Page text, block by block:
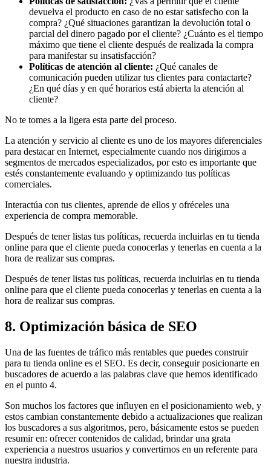
devuelva el producto en caso de no estar satisfecho con la
compra? ¿Qué situaciones garantizan la devolución total o
parcial del dinero pagado por el cliente? ¿Cuánto es el tiempo
máximo que tiene el cliente después de realizada la compra
para manifestar su insatisfacción?
Políticas de atención al cliente: ¿Qué canales de
comunicación pueden utilizar tus clientes para contactarte?
¿En qué días y en qué horarios está abierta la atención al
cliente?
No te tomes a la ligera esta parte del proceso.
La atención y servicio al cliente es uno de los mayores diferenciales
para destacar en Internet, especialmente cuando nos dirigimos a
segmentos de mercados especializados, por esto es importante que
estés constantemente evaluando y optimizando tus políticas
comerciales.
Interactúa con tus clientes, aprende de ellos y ofréceles una
experiencia de compra memorable.
Después de tener listas tus políticas, recuerda incluirlas en tu tienda
online para que el cliente pueda conocerlas y tenerlas en cuenta a la
hora de realizar sus compras.
Después de tener listas tus políticas, recuerda incluirlas en tu tienda
online para que el cliente pueda conocerlas y tenerlas en cuenta a la
hora de realizar sus compras.
8. Optimización básica de SEO
Una de las fuentes de tráfico más rentables que puedes construir
para tu tienda online es el SEO. Es decir, conseguir posicionarte en
buscadores de acuerdo a las palabras clave que hemos identificado
en el punto 4.
Son muchos los factores que influyen en el posicionamiento web, y
estos cambian constantemente debido a actualizaciones que realizan
los buscadores a sus algoritmos, pero, básicamente estos se pueden
resumir en: ofrecer contenidos de calidad, brindar una grata
experiencia a nuestros usuarios y convertirnos en un referente para
nuestra industria.